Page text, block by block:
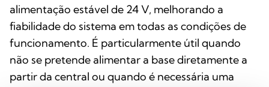
alimentação estável de 24 V, melhorando a
fiabilidade do sistema em todas as condições de
funcionamento. É particularmente útil quando
não se pretende alimentar a base diretamente a
partir da central ou quando é necessária uma